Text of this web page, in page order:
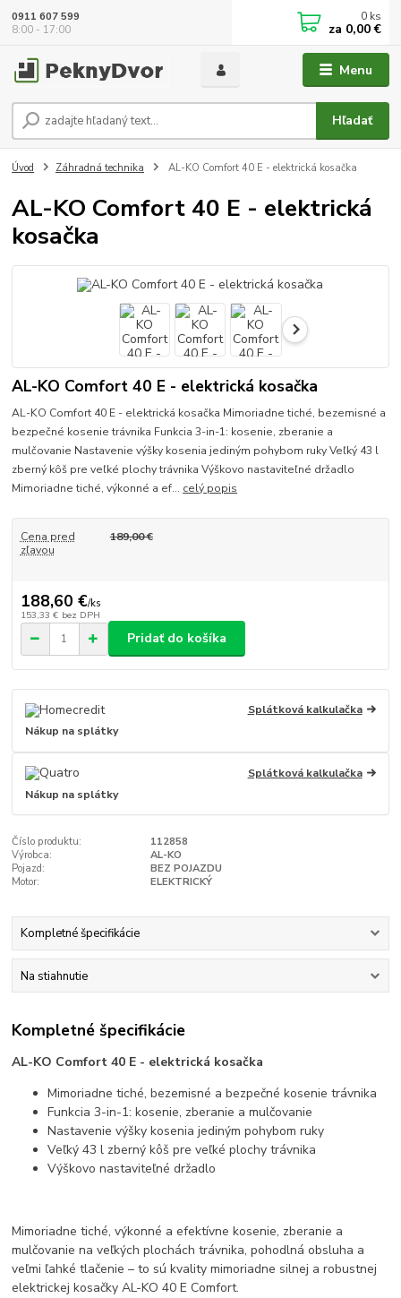
Menu
Hľadať
0911 607 599
8:00 - 17:00
0 ks
za 0,00 €
Úvod Záhradná technika AL-KO Comfort 40 E - elektrická kosačka
AL-KO Comfort 40 E - elektrická
kosačka
AL-KO Comfort 40 E - elektrická kosačka
AL-KO Comfort 40 E - elektrická kosačka Mimoriadne tiché, bezemisné a
bezpečné kosenie trávnika Funkcia 3-in-1: kosenie, zberanie a
mulčovanie Nastavenie výšky kosenia jediným pohybom ruky Veľký 43 l
zberný kôš pre veľké plochy trávnika Výškovo nastaviteľné držadlo
Mimoriadne tiché, výkonné a ef... celý popis
Cena pred
zľavou
189,00 €
188,60 €/ks
153,33 € bez DPH
Pridať do košíka
Splátková kalkulačka
Nákup na splátky
Splátková kalkulačka
Nákup na splátky
Číslo produktu:
112858
Výrobca:
AL-KO
Pojazd:
BEZ POJAZDU
Motor:
ELEKTRICKÝ
Kompletné špecifikácie
Na stiahnutie
Kompletné špecifikácie
AL-KO Comfort 40 E - elektrická kosačka
Mimoriadne tiché, bezemisné a bezpečné kosenie trávnika
Funkcia 3-in-1: kosenie, zberanie a mulčovanie
Nastavenie výšky kosenia jediným pohybom ruky
Veľký 43 l zberný kôš pre veľké plochy trávnika
Výškovo nastaviteľné držadlo
Mimoriadne tiché, výkonné a efektívne kosenie, zberanie a
mulčovanie na veľkých plochách trávnika, pohodlná obsluha a
veľmi ľahké tlačenie – to sú kvality mimoriadne silnej a robustnej
elektrickej kosačky AL-KO 40 E Comfort.